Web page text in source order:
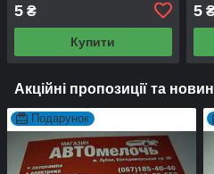
5 ₴
Купити
5
Акційні пропозиції та
Подарунок